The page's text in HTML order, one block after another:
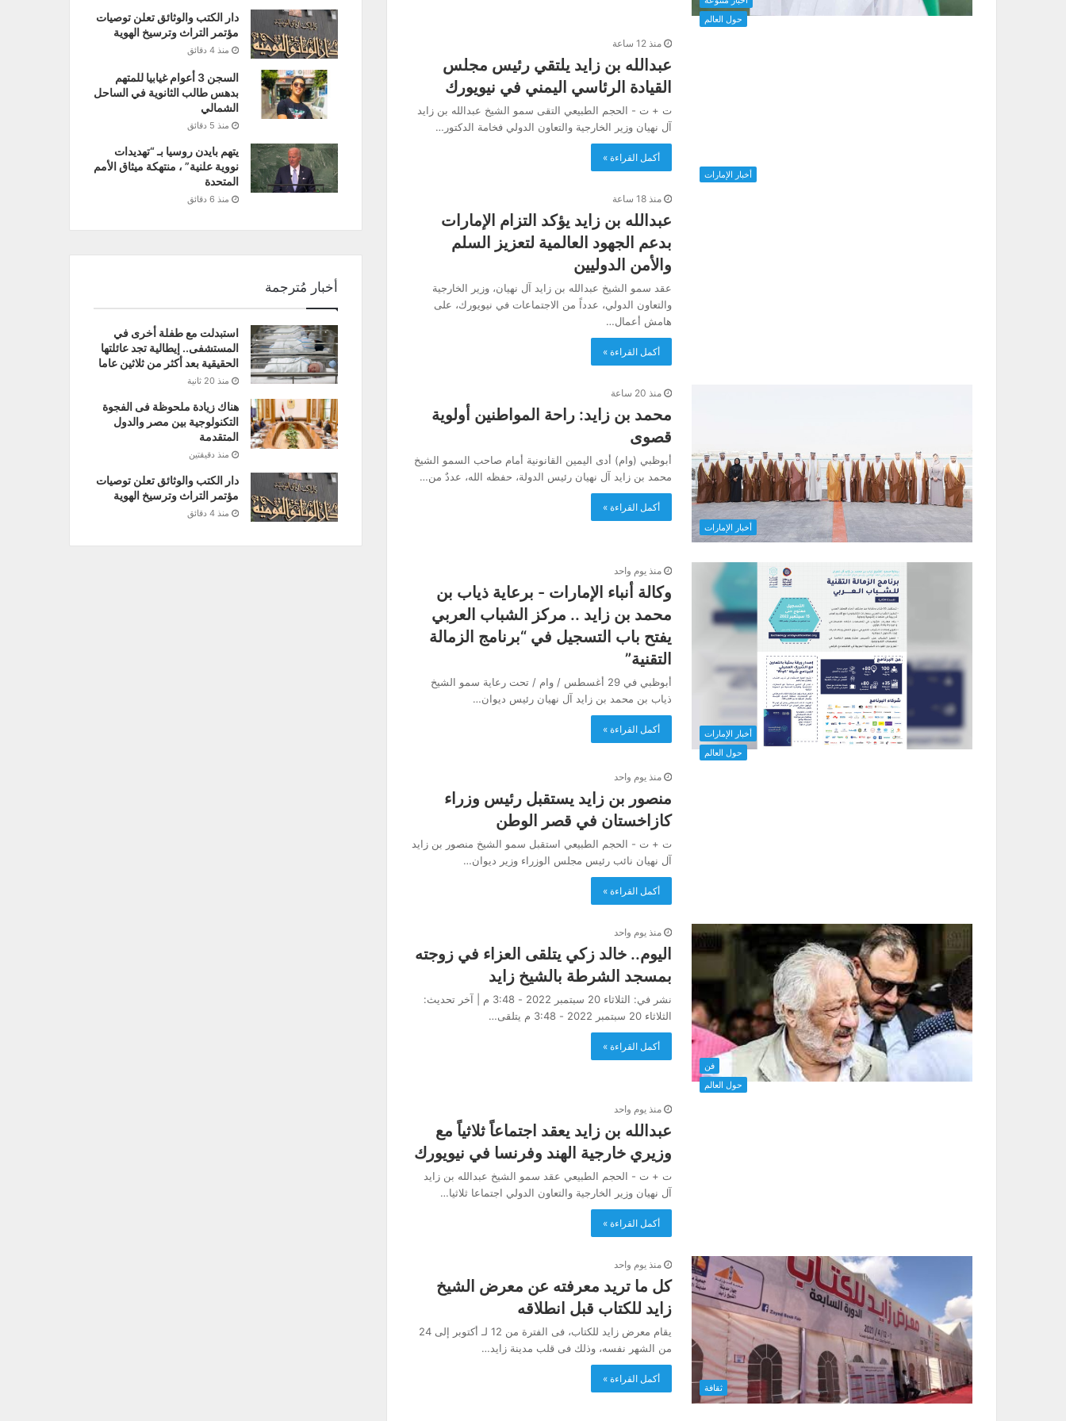
حول العالم
منذ 12 ساعة
عبدالله بن زايد يلتقي رئيس مجلس
القيادة الرئاسي اليمني في نيويورك
ت + ت - الحجم الطبيعي التقى سمو الشيخ عبدالله بن زايد
آل نهيان وزير الخارجية والتعاون الدولي فخامة الدكتور…
أكمل القراءة »
أخبار الإمارات
منذ 18 ساعة
عبدالله بن زايد يؤكد التزام الإمارات
بدعم الجهود العالمية لتعزيز السلم
والأمن الدوليين
عقد سمو الشيخ عبدالله بن زايد آل نهيان، وزير الخارجية
والتعاون الدولي، عدداً من الاجتماعات في نيويورك، على
هامش أعمال…
أكمل القراءة »
أخبار الإمارات
منذ 20 ساعة
محمد بن زايد: راحة المواطنين أولوية
قصوى
أبوظبي (وام) أدى اليمين القانونية أمام صاحب السمو الشيخ
محمد بن زايد آل نهيان رئيس الدولة، حفظه الله، عددٌ من…
أكمل القراءة »
أخبار الإمارات
منذ يوم واحد
وكالة أنباء الإمارات - برعاية ذياب بن
محمد بن زايد .. مركز الشباب العربي
يفتح باب التسجيل في “برنامج الزمالة
التقنية”
أبوظبي في 29 أغسطس / وام / تحت رعاية سمو الشيخ
ذياب بن محمد بن زايد آل نهيان رئيس ديوان…
أكمل القراءة »
حول العالم
منذ يوم واحد
منصور بن زايد يستقبل رئيس وزراء
كازاخستان في قصر الوطن
ت + ت - الحجم الطبيعي استقبل سمو الشيخ منصور بن زايد
آل نهيان نائب رئيس مجلس الوزراء وزير ديوان…
أكمل القراءة »
فن
منذ يوم واحد
اليوم.. خالد زكي يتلقى العزاء في زوجته
بمسجد الشرطة بالشيخ زايد
نشر في: الثلاثاء 20 سبتمبر 2022 - 3:48 م | آخر تحديث:
الثلاثاء 20 سبتمبر 2022 - 3:48 م يتلقى…
أكمل القراءة »
حول العالم
منذ يوم واحد
عبدالله بن زايد يعقد اجتماعاً ثلاثياً مع
وزيري خارجية الهند وفرنسا في نيويورك
ت + ت - الحجم الطبيعي عقد سمو الشيخ عبدالله بن زايد
آل نهيان وزير الخارجية والتعاون الدولي اجتماعا ثلاثيا…
أكمل القراءة »
ثقافة
منذ يوم واحد
كل ما تريد معرفته عن معرض الشيخ
زايد للكتاب قبل انطلاقه
يقام معرض زايد للكتاب، فى الفترة من 12 لـ أكتوبر إلى 24
من الشهر نفسه، وذلك فى قلب مدينة زايد…
أكمل القراءة »
دار الكتب والوثائق تعلن توصيات
مؤتمر التراث وترسيخ الهوية
منذ 4 دقائق
السجن 3 أعوام غيابيا للمتهم
بدهس طالب الثانوية في الساحل
الشمالي
منذ 5 دقائق
يتهم بايدن روسيا بـ “تهديدات
نووية علنية” ، منتهكة ميثاق الأمم
المتحدة
منذ 6 دقائق
أخبار مُترجمة
استبدلت مع طفلة أخرى في
المستشفى.. إيطالية تجد عائلتها
الحقيقية بعد أكثر من ثلاثين عاما
منذ 20 ثانية
هناك زيادة ملحوظة فى الفجوة
التكنولوجية بين مصر والدول
المتقدمة‎‎
منذ دقيقتين
دار الكتب والوثائق تعلن توصيات
مؤتمر التراث وترسيخ الهوية
منذ 4 دقائق